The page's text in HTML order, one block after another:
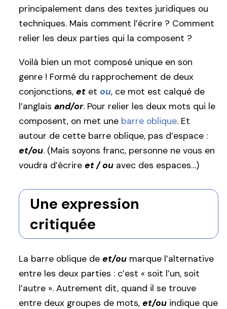
principalement dans des textes juridiques ou
techniques. Mais comment l’écrire ? Comment
relier les deux parties qui la composent ?
Voilà bien un mot composé unique en son
genre ! Formé du rapprochement de deux
conjonctions, et et ou, ce mot est calqué de
l’anglais and/or. Pour relier les deux mots qui le
composent, on met une barre oblique. Et
autour de cette barre oblique, pas d’espace :
et/ou. (Mais soyons franc, personne ne vous en
voudra d’écrire et / ou avec des espaces…)
Une expression
critiquée
La barre oblique de et/ou marque l’alternative
entre les deux parties : c’est « soit l’un, soit
l’autre ». Autrement dit, quand il se trouve
entre deux groupes de mots, et/ou indique que